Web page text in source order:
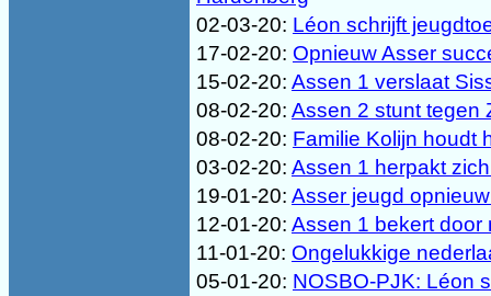
02-03-20: Léon schrijft
17-02-20: Opnieuw Asser
15-02-20: Assen 1 verslaat
08-02-20: Assen 2 stunt tegen
08-02-20: Familie Kolijn houdt
03-02-20: Assen 1 herpakt
19-01-20: Asser jeugd
12-01-20: Assen 1 bekert door
11-01-20: Ongelukkige
05-01-20: NOSBO-PJK: Léon